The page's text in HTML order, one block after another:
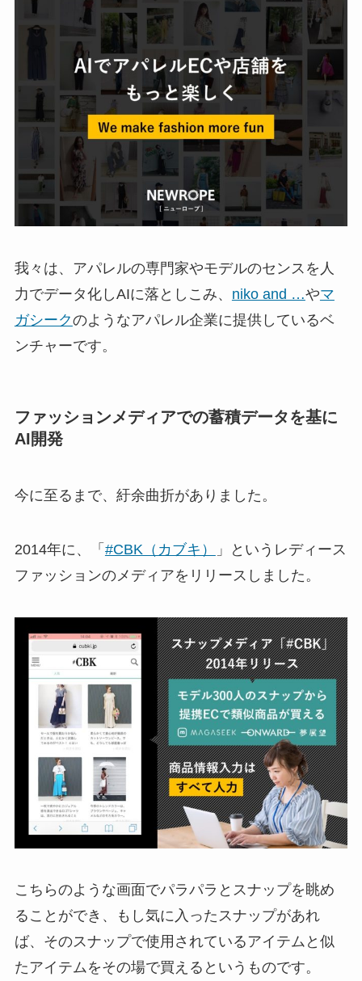
我々は、アパレルの専門家やモデルのセンスを人
力でデータ化しAIに落としこみ、 niko and …やマ
ガシークのようなアパレル企業に提供しているベ
ンチャーです。
ファッションメディアでの蓄積データを基に
AI開発
今に至るまで、紆余曲折がありました。
2014年に、「 #CBK（カブキ）
」というレディース
ファッションのメディアをリリースしました。
こちらのような画面でパラパラとスナップを眺め
ることができ、もし気に入ったスナップがあれ
ば、そのスナップで使用されているアイテムと似
たアイテムをその場で買えるというものです。